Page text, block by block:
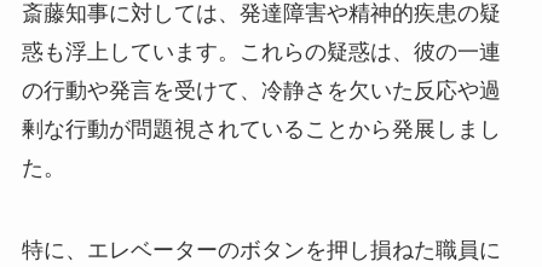
斎藤知事に対しては、発達障害や精神的疾患の疑
惑も浮上しています。これらの疑惑は、彼の一連
の行動や発言を受けて、冷静さを欠いた反応や過
剰な行動が問題視されていることから発展しまし
た。
特に、エレベーターのボタンを押し損ねた職員に